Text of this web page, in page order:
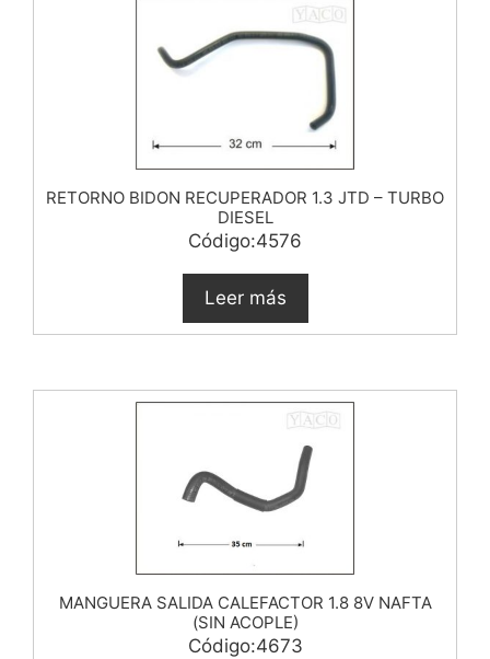
RETORNO BIDON RECUPERADOR 1.3 JTD – TURBO
DIESEL
Código:4576
Leer más
MANGUERA SALIDA CALEFACTOR 1.8 8V NAFTA
(SIN ACOPLE)
Código:4673